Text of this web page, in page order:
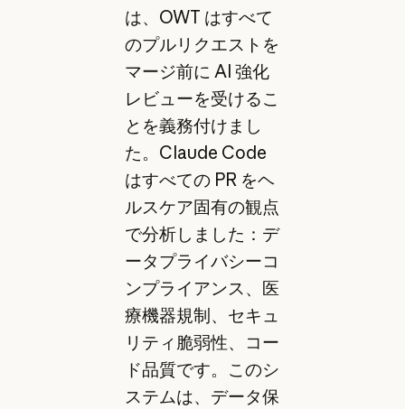
は、OWT はすべて
のプルリクエストを
マージ前に AI 強化
レビューを受けるこ
とを義務付けまし
た。Claude Code
はすべての PR をヘ
ルスケア固有の観点
で分析しました：デ
ータプライバシーコ
ンプライアンス、医
療機器規制、セキュ
リティ脆弱性、コー
ド品質です。このシ
ステムは、データ保